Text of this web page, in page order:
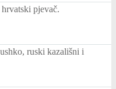
pjevač.
ruski kazališni i